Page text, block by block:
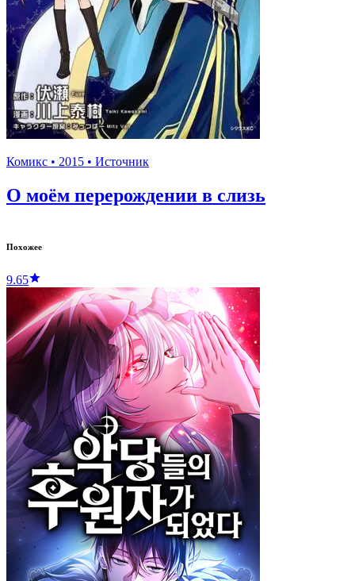
Комикс • 2015 • Источник
О моём перерождении в слизь
Похожее
9.65